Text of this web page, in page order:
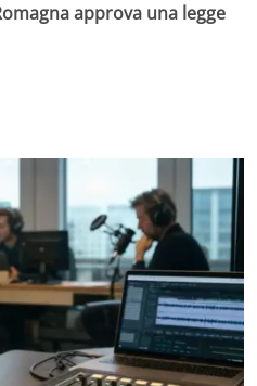
approva una legge